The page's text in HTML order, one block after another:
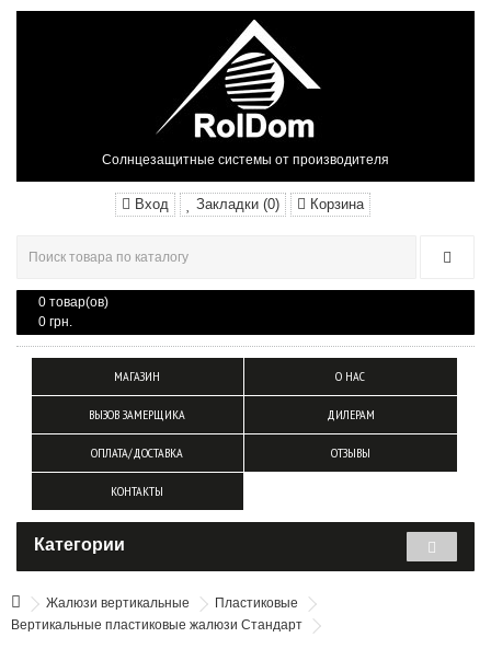
Солнцезащитные системы от производителя
Вход Закладки (0) Корзина
0 товар(ов)
0 грн.
МАГАЗИН О НАС
ВЫЗОВ ЗАМЕРЩИКА ДИЛЕРАМ
ОПЛАТА/ДОСТАВКА ОТЗЫВЫ
КОНТАКТЫ
Категории
Жалюзи вертикальные
Пластиковые
Вертикальные пластиковые жалюзи Стандарт